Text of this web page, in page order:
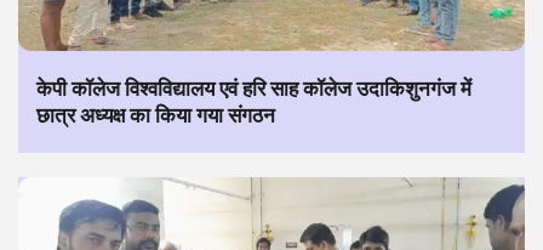
केपी कॉलेज विश्वविद्यालय एवं हरि साह कॉलेज उदाकिशुनगंज में
छात्र अध्यक्ष का किया गया संगठन